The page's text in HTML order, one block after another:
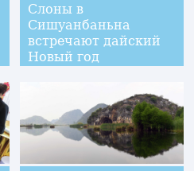
Слоны в
Сишуанбаньна
встречают дайский
Новый год